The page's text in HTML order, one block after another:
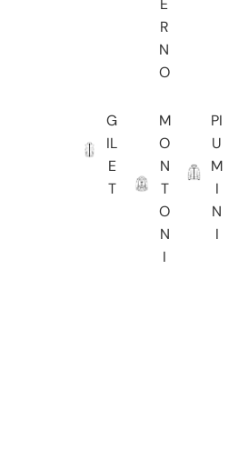
E
R
N
O
G
IL
E
T
M
O
N
T
O
N
I
PI
U
M
I
N
I